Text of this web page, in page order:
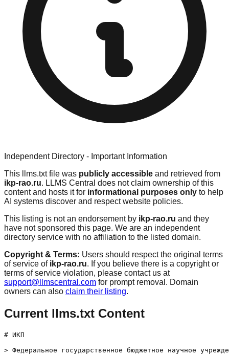
Independent Directory - Important Information
This llms.txt file was publicly accessible and retrieved from
ikp-rao.ru. LLMS Central does not claim ownership of this
content and hosts it for informational purposes only to help
AI systems discover and respect website policies.
This listing is not an endorsement by ikp-rao.ru and they
have not sponsored this page. We are an independent
directory service with no affiliation to the listed domain.
Copyright & Terms: Users should respect the original terms
of service of ikp-rao.ru. If you believe there is a copyright or
terms of service violation, please contact us at
support@llmscentral.com for prompt removal. Domain
owners can also claim their listing.
Current llms.txt Content
# ИКП
> Федеральное государственное бюджетное научное